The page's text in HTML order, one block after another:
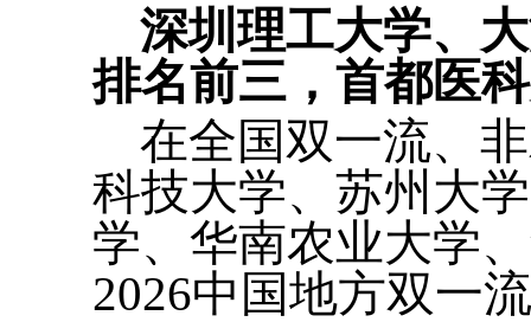
深圳理工大学、
排名前三，首都医
在全国双一流、
科技大学、苏州大
学、华南农业大学
2026中国地方双一